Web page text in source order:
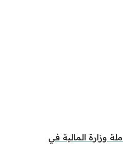
وزارة المالية في